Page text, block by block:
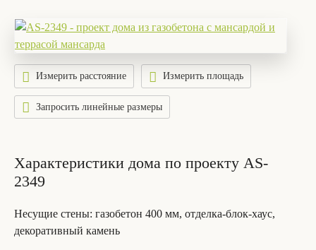
Измерить расстояние Измерить площадь
Запросить линейные размеры
Характеристики дома по проекту AS-
2349
Несущие стены: газобетон 400 мм, отделка-блок-хаус,
декоративный камень